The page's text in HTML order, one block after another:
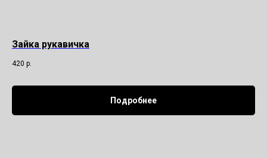
Зайка рукавичка
420 р.
Подробнее